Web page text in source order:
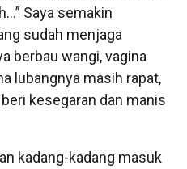
Saya semakin
sudah menjaga
berbau wangi, vagina
lubangnya masih rapat,
kesegaran dan manis
kadang-kadang masuk